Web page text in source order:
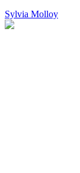
Sylvia Molloy